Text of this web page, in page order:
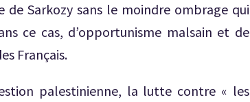
Sarkozy sans le moindre ombrage qui
ce cas, d’opportunisme malsain et de
Français.
palestinienne, la lutte contre « les